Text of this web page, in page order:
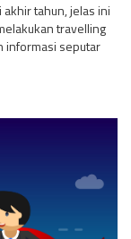
tahun, jelas ini
travelling
informasi seputar